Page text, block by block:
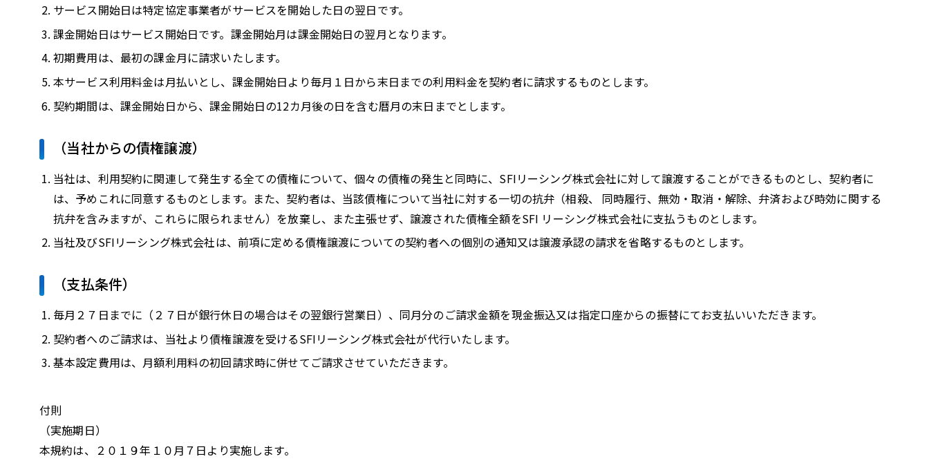
サービス開始日は特定協定事業者がサービスを開始した日の翌日です。
課金開始日はサービス開始日です。課金開始月は課金開始日の翌月となります。
初期費用は、最初の課金月に請求いたします。
本サービス利用料金は月払いとし、課金開始日より毎月１日から末日までの利用料金を契約者に請求するものとします。
契約期間は、課金開始日から、課金開始日の12カ月後の日を含む暦月の末日までとします。
（当社からの債権譲渡）
当社は、利用契約に関連して発生する全ての債権について、個々の債権の発生と同時に、SFIリーシング株式会社に対して譲渡することができるものとし、契約者に
は、予めこれに同意するものとします。また、契約者は、当該債権について当社に対する一切の抗弁（相殺、 同時履行、無効・取消・解除、弁済および時効に関する
抗弁を含みますが、これらに限られません）を放棄し、また主張せず、譲渡された債権全額をSFI リーシング株式会社に支払うものとします。
当社及びSFIリーシング株式会社は、前項に定める債権譲渡についての契約者への個別の通知又は譲渡承認の請求を省略するものとします。
（支払条件）
毎月２７日までに（２７日が銀行休日の場合はその翌銀行営業日）、同月分のご請求金額を現金振込又は指定口座からの振替にてお支払いいただきます。
契約者へのご請求は、当社より債権譲渡を受けるSFIリーシング株式会社が代行いたします。
基本設定費用は、月額利用料の初回請求時に併せてご請求させていただきます。
付則
（実施期日）
本規約は、２０１９年１０月７日より実施します。